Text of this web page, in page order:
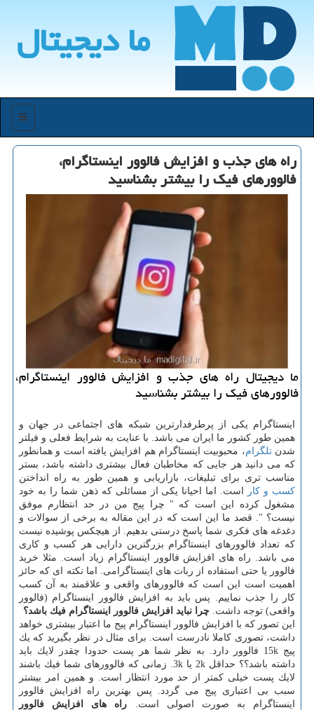
ما دیجیتال
منو
راه های جذب و افزایش فالوور اینستاگرام،
فالوورهای فیك را بیشتر بشناسید
ما دیجیتال راه های جذب و افزایش فالوور اینستاگرام،
فالوورهای فیك را بیشتر بشناسید
اینستاگرام یكی از پرطرفدارترین شبكه های اجتماعی در جهان و
همین طور كشور ما ایران می باشد. با عنایت به شرایط فعلی و فیلتر
شدنتلگرام، محبوبیت اینستاگرام هم افزایش یافته است و همانطور
كه می دانید هر جایی كه مخاطبان فعال بیشتری داشته باشد، بستر
مناسب تری برای تبلیغات، بازاریابی و همین طور به راه انداختن
كسب و كار
است. اما احیانا یكی از مسائلی كه ذهن شما را به خود
مشغول كرده این است كه " چرا پیج من در حد انتظارم موفق
نیست؟ ". قصد ما این است كه در این مقاله به برخی از سوالات و
دغدغه های فكری شما پاسخ درستی بدهیم. از هیچكس پوشیده نیست
كه تعداد فالوورهای اینستاگرام بزرگترین دارایی هر كسب و كاری
می باشد. راه های افزایش فالوور اینستاگرام زیاد است. مثلا خرید
فالوور یا حتی استفاده از ربات های اینستاگرامی. اما نكته ای كه حائز
اهمیت است این است كه فالوورهای واقعی و علاقمند به آن كسب
كار را جذب نماییم. پس باید به افزایش فالوور اینستاگرام (فالوور
واقعی) توجه داشت. چرا نباید افزایش فالوور اینستاگرام فیك باشد؟
این تصور كه با افزایش فالوور اینستاگرام پیج ما اعتبار بیشتری خواهد
داشت، تصوری كاملا نادرست است. برای مثال در نظر بگیرید كه یك
پیج 15k فالوور دارد. به نظر شما هر پست حدودا چقدر لایك باید
داشته باشد؟؟ حداقل 2k یا 3k. زمانی كه فالوورهای شما فیك باشند
لایك پست خیلی كمتر از حد مورد انتظار است. و همین امر بیشتر
سبب بی اعتباری پیج می گردد. پس بهترین راه افزایش فالوور
اینستاگرام به صورت اصولی است. راه های افزایش فالوور